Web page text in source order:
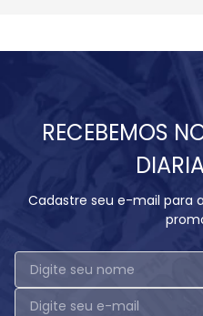
RECEBEMOS
Cadastre seu e-mail para